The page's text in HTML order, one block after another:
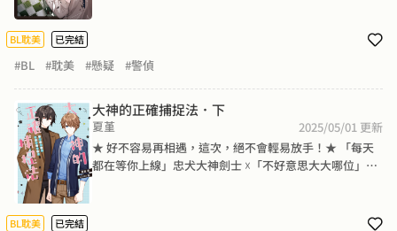
不知不覺間開始升溫。面對李秩熱烈愛慕卻不奢望占有的
告白，徐遙的內心似乎也在隱隱為之動搖……指掌間的絲
線操縱著人們內心的罪惡，如果曾經熟悉的人只是一具傀
儡，那麼，他們究竟還能夠相信誰？
BL耽美 已完結
#BL #耽美 #懸疑 #警偵
大神的正確捕捉法．下
夏堇 2025/05/01 更新
★ 好不容易再相遇，這次，絕不會輕易放手！★ 「每天
都在等你上線」忠犬大神劍士 ☓「不好意思大大哪位」遲
掌，直接把真人PK當成網聚來辦。沒想到，會長伏燁竟
BL耽美 已完結